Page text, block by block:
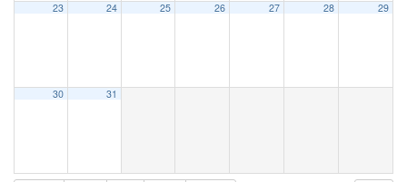
23 24 25 26 27 28 29
30 31